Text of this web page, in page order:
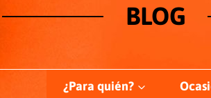
BLOG
¿Para quién?